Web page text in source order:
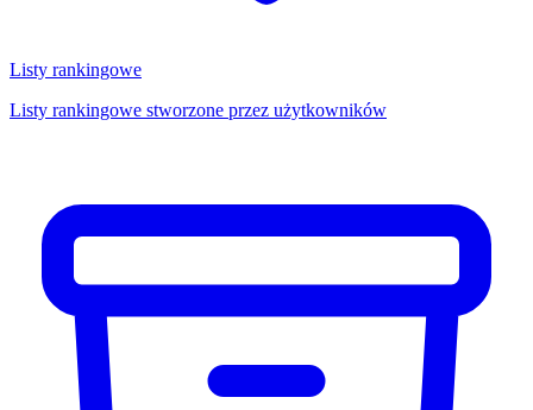
Listy rankingowe
Listy rankingowe stworzone przez użytkowników